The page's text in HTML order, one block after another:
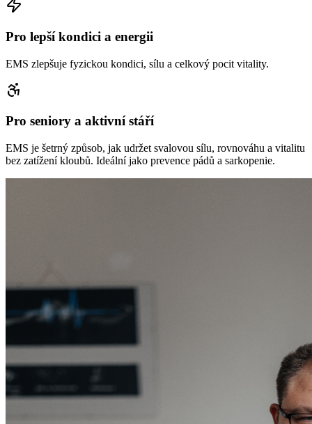
Pro lepší kondici a energii
EMS zlepšuje fyzickou kondici, sílu a celkový pocit vitality.
Pro seniory a aktivní stáří
EMS je šetrný způsob, jak udržet svalovou sílu, rovnováhu a vitalitu
bez zatížení kloubů. Ideální jako prevence pádů a sarkopenie.